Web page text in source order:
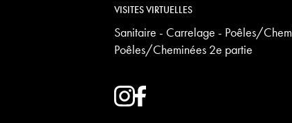
VISITES VIRTUELLES
Sanitaire - Carrelage - Poêles/
Poêles/Cheminées 2e partie